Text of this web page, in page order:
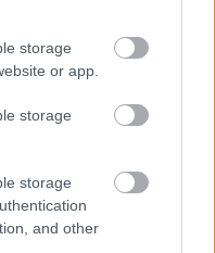
storage
or app.
storage
storage
and other
Eden
časa, z neverjetnimi
kakor večina
tisoč konjskimi
na poti,